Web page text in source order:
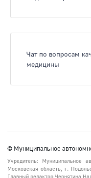
Чат по вопросам
медицины
© Муниципальное
Учредитель: Муниципальное
Московская область, г.
Главный редактор Чернятина